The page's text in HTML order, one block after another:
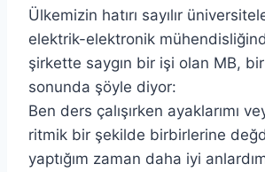
Ülkemizin hatırı sayılır
elektrik-elektronik
şirkette saygın bir işi olan MB,
sonunda şöyle diyor:
Ben ders çalışırken ayaklarımı
ritmik bir şekilde birbirlerine
yaptığım zaman daha iyi